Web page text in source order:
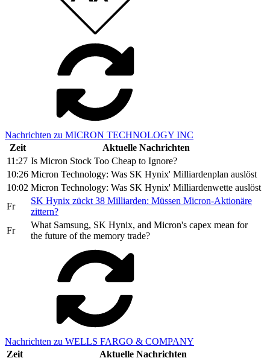
Nachrichten zu MICRON TECHNOLOGY INC
Zeit
Aktuelle Nachrichten
11:27 Is Micron Stock Too Cheap to Ignore?
10:26 Micron Technology: Was SK Hynix' Milliardenplan auslöst
10:02 Micron Technology: Was SK Hynix' Milliardenwette auslöst
Fr
SK Hynix zückt 38 Milliarden: Müssen Micron-Aktionäre
zittern?
Fr
What Samsung, SK Hynix, and Micron's capex mean for
the future of the memory trade?
Nachrichten zu WELLS FARGO & COMPANY
Zeit
Aktuelle Nachrichten